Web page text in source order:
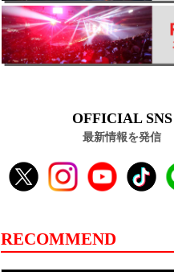
OFFICIAL SNS
最新情報を発信
RECOMMEND